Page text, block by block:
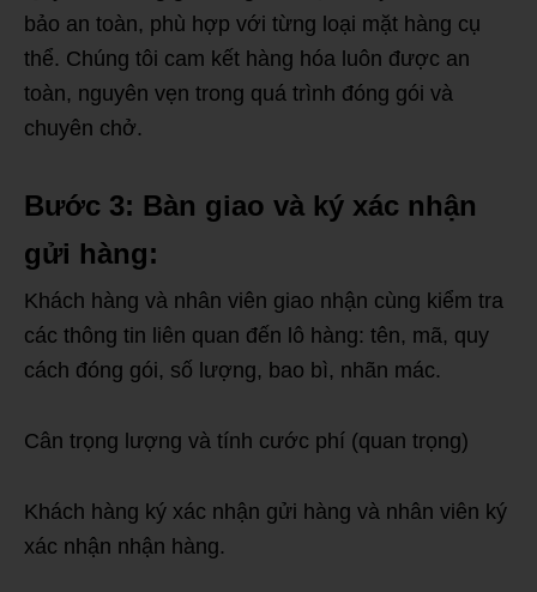
bảo an toàn, phù hợp với từng loại mặt hàng cụ
thể. Chúng tôi cam kết hàng hóa luôn được an
toàn, nguyên vẹn trong quá trình đóng gói và
chuyên chở.
Bước 3: Bàn giao và ký xác nhận
gửi hàng:
Khách hàng và nhân viên giao nhận cùng kiểm tra
các thông tin liên quan đến lô hàng: tên, mã, quy
cách đóng gói, số lượng, bao bì, nhãn mác.
Cân trọng lượng và tính cước phí (quan trọng)
Khách hàng ký xác nhận gửi hàng và nhân viên ký
xác nhận nhận hàng.